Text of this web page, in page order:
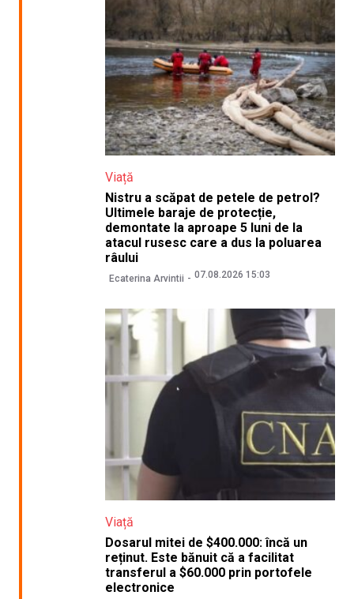
Viață
Nistru a scăpat de petele de petrol?
Ultimele baraje de protecție,
demontate la aproape 5 luni de la
atacul rusesc care a dus la poluarea
râului
Ecaterina Arvintii 07.08.2026 15:03
Viață
Dosarul mitei de $400.000: încă un
reținut. Este bănuit că a facilitat
transferul a $60.000 prin portofele
electronice